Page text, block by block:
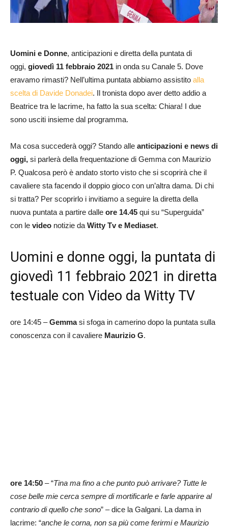
Uomini e Donne, anticipazioni e diretta della puntata di
oggi, giovedì 11 febbraio 2021 in onda su Canale 5. Dove
eravamo rimasti? Nell’ultima puntata abbiamo assistito alla
scelta di Davide Donadei. Il tronista dopo aver detto addio a
Beatrice tra le lacrime, ha fatto la sua scelta: Chiara! I due
sono usciti insieme dal programma.
Ma cosa succederà oggi? Stando alle anticipazioni e news di
oggi, si parlerà della frequentazione di Gemma con Maurizio
P. Qualcosa però è andato storto visto che si scoprirà che il
cavaliere sta facendo il doppio gioco con un’altra dama. Di chi
si tratta? Per scoprirlo i invitiamo a seguire la diretta della
nuova puntata a partire dalle ore 14.45 qui su “Superguida”
con le video notizie da Witty Tv e Mediaset.
Uomini e donne oggi, la puntata di
giovedì 11 febbraio 2021 in diretta
testuale con Video da Witty TV
ore 14:45 –Gemmasi sfoga in camerino dopo la puntata sulla
conoscenza con il cavaliere Maurizio G.
ore 14:50 – “Tina ma fino a che punto può arrivare? Tutte le
cose belle mie cerca sempre di mortificarle e farle apparire al
contrario di quello che sono” – dice la Galgani. La dama in
lacrime: “anche le corna, non sa più come ferirmi e Maurizio